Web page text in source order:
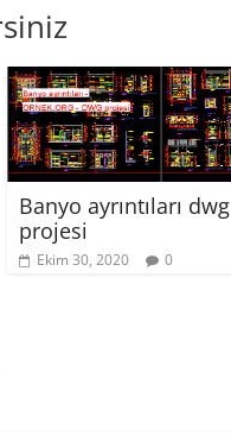
Banyo ayrıntıları dwg
projesi
Ekim 30, 2020 0